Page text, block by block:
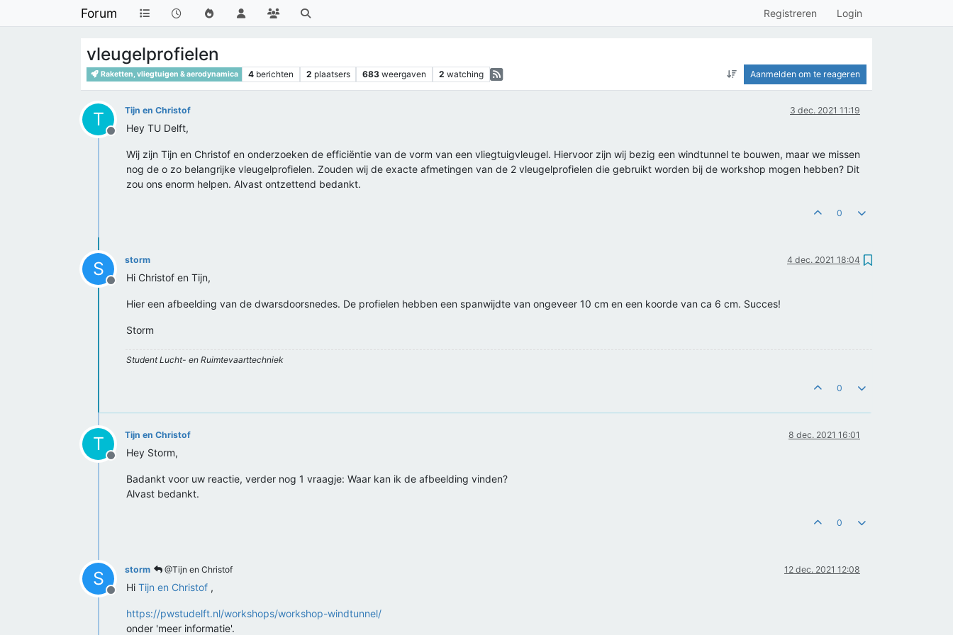
Forum Registreren Login
vleugelprofielen
Raketten, vliegtuigen & aerodynamica 4 berichten 2 plaatsers 683 weergaven 2 watching Aanmelden om te reageren
T
Offline
Tijn en Christof 3 dec. 2021 11:19
Hey TU Delft,
Wij zijn Tijn en Christof en onderzoeken de efficiëntie van de vorm van een vliegtuigvleugel. Hiervoor zijn wij bezig een windtunnel te bouwen, maar we missen
nog de o zo belangrijke vleugelprofielen. Zouden wij de exacte afmetingen van de 2 vleugelprofielen die gebruikt worden bij de workshop mogen hebben? Dit
zou ons enorm helpen. Alvast ontzettend bedankt.
0
S
Offline
storm 4 dec. 2021 18:04
Hi Christof en Tijn,
Hier een afbeelding van de dwarsdoorsnedes. De profielen hebben een spanwijdte van ongeveer 10 cm en een koorde van ca 6 cm. Succes!
Storm
Student Lucht- en Ruimtevaarttechniek
0
T
Offline
Tijn en Christof 8 dec. 2021 16:01
Hey Storm,
Badankt voor uw reactie, verder nog 1 vraagje: Waar kan ik de afbeelding vinden?
Alvast bedankt.
0
S
Offline
storm @Tijn en Christof 12 dec. 2021 12:08
Hi Tijn en Christof ,
https://pwstudelft.nl/workshops/workshop-windtunnel/
onder 'meer informatie'.